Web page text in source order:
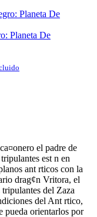
Planeta De
el padre de
est n en
ant rticos con la
drag¢n Vritora, el
del Zaza
del Ant rtico,
pueda orientarlos por